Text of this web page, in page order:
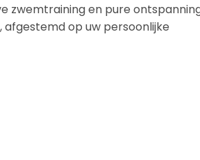
zwemtraining en pure
op uw persoonlijke